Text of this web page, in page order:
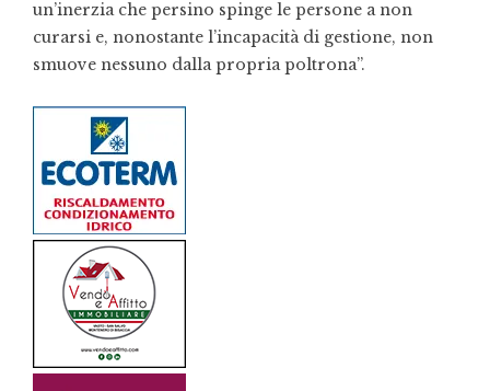
un’inerzia che persino spinge le persone a non
curarsi e, nonostante l’incapacità di gestione, non
smuove nessuno dalla propria poltrona”.